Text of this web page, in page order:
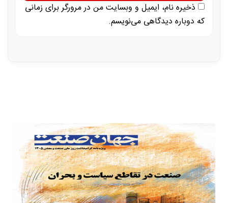
ذخیره نام، ایمیل و وبسایت من در مرورگر برای زمانی
که دوباره دیدگاهی می‌نویسم.